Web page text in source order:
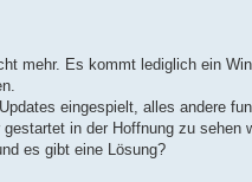
mehr. Es kommt lediglich ein
eingespielt, alles andere
in der Hoffnung zu
es gibt eine Lösung?